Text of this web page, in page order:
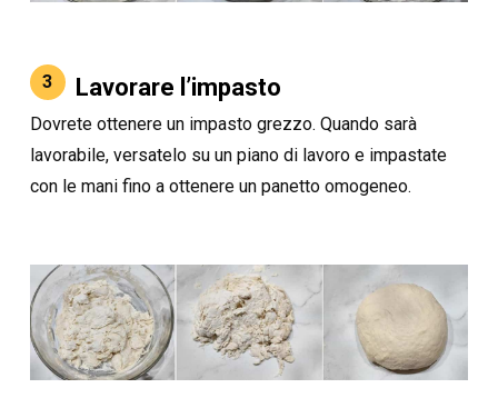
3 Lavorare l’impasto
Dovrete ottenere un impasto grezzo. Quando sarà
lavorabile, versatelo su un piano di lavoro e impastate
con le mani fino a ottenere un panetto omogeneo.